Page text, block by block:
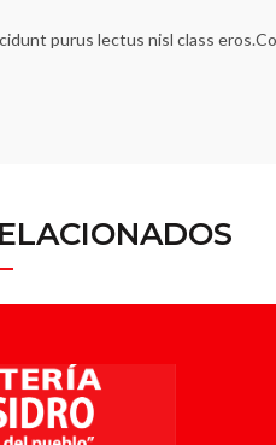
purus lectus nisl class